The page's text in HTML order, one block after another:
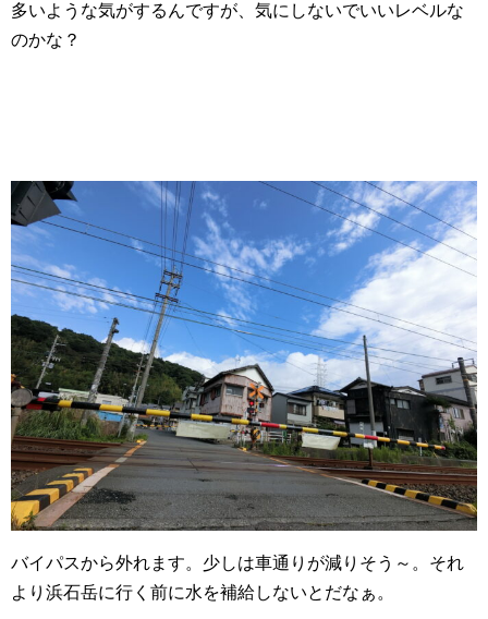
多いような気がするんですが、気にしないでいいレベルな
のかな？
バイパスから外れます。少しは車通りが減りそう～。それ
より浜石岳に行く前に水を補給しないとだなぁ。